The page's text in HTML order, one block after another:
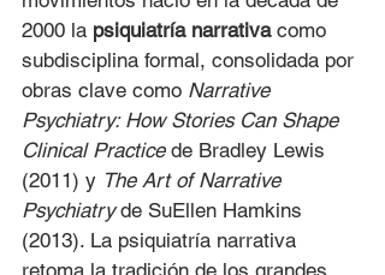
2000 la psiquiatría narrativa como
subdisciplina formal, consolidada por
obras clave como Narrative
Psychiatry: How Stories Can Shape
Clinical Practice de Bradley Lewis
(2011) y The Art of Narrative
Psychiatry de SuEllen Hamkins
(2013). La psiquiatría narrativa